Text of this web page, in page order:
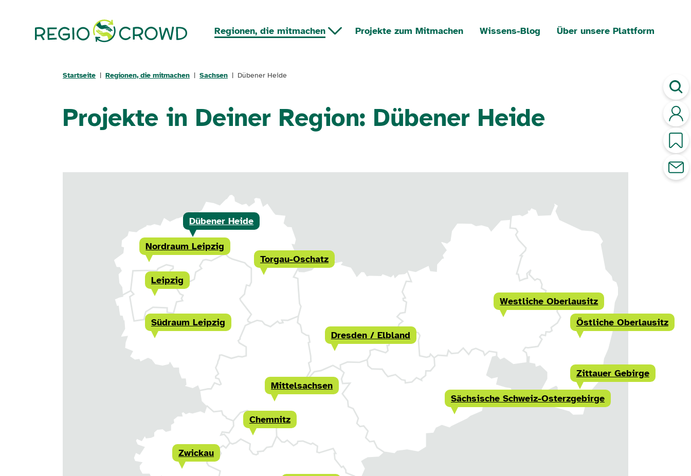
Regionen, die mitmachen Projekte zum Mitmachen Wissens-Blog Über unsere Plattform
Startseite Regionen, die mitmachen Sachsen Dübener Heide
Projekte in Deiner Region: Dübener Heide
Zwickau
Chemnitz
Nordraum Leipzig
Dübener Heide
Dresden / Elbland
Leipzig
Sächsische Schweiz-Osterzgebirge
Östliche Oberlausitz
Westliche Oberlausitz
Mittelsachsen
Torgau-Oschatz
Zittauer Gebirge
Südraum Leipzig